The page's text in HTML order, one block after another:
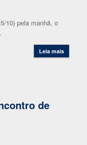
10) pela manhã, o
Leia mais
de